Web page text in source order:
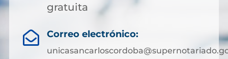
gratuita
 Correo electrónico: